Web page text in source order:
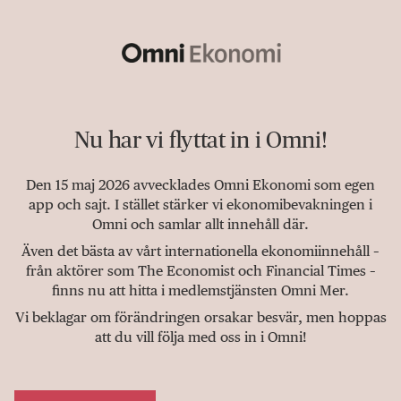
Nu har vi flyttat in i Omni!
Den 15 maj 2026 avvecklades Omni Ekonomi som egen
app och sajt. I stället stärker vi ekonomibevakningen i
Omni och samlar allt innehåll där.
Även det bästa av vårt internationella ekonomiinnehåll –
från aktörer som The Economist och Financial Times –
finns nu att hitta i medlemstjänsten Omni Mer.
Vi beklagar om förändringen orsakar besvär, men hoppas
att du vill följa med oss in i Omni!